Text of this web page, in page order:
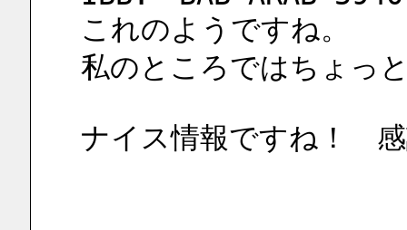
これのようですね。
私のところではちょっ
ナイス情報ですね！　